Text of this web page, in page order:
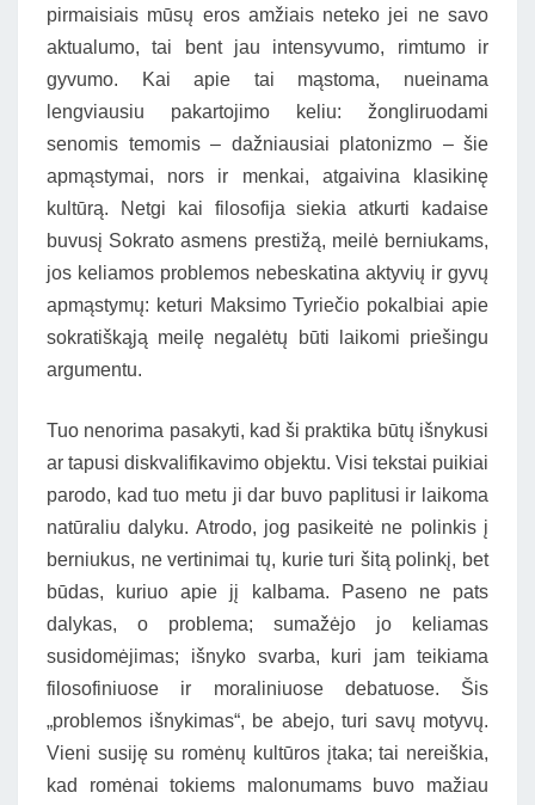
pirmaisiais mūsų eros amžiais neteko jei ne savo
aktualumo, tai bent jau intensyvumo, rimtumo ir
gyvumo. Kai apie tai mąstoma, nueinama
lengviausiu pakartojimo keliu: žongliruodami
senomis temomis – dažniausiai platonizmo – šie
apmąstymai, nors ir menkai, atgaivina klasikinę
kultūrą. Netgi kai filosofija siekia atkurti kadaise
buvusį Sokrato asmens prestižą, meilė berniukams,
jos keliamos problemos nebeskatina aktyvių ir gyvų
apmąstymų: keturi Maksimo Tyriečio pokalbiai apie
sokratiškąją meilę negalėtų būti laikomi priešingu
argumentu.
Tuo nenorima pasakyti, kad ši praktika būtų išnykusi
ar tapusi diskvalifikavimo objektu. Visi tekstai puikiai
parodo, kad tuo metu ji dar buvo paplitusi ir laikoma
natūraliu dalyku. Atrodo, jog pasikeitė ne polinkis į
berniukus, ne vertinimai tų, kurie turi šitą polinkį, bet
būdas, kuriuo apie jį kalbama. Paseno ne pats
dalykas, o problema; sumažėjo jo keliamas
susidomėjimas; išnyko svarba, kuri jam teikiama
filosofiniuose ir moraliniuose debatuose. Šis
„problemos išnykimas“, be abejo, turi savų motyvų.
Vieni susiję su romėnų kultūros įtaka; tai nereiškia,
kad romėnai tokiems malonumams buvo mažiau